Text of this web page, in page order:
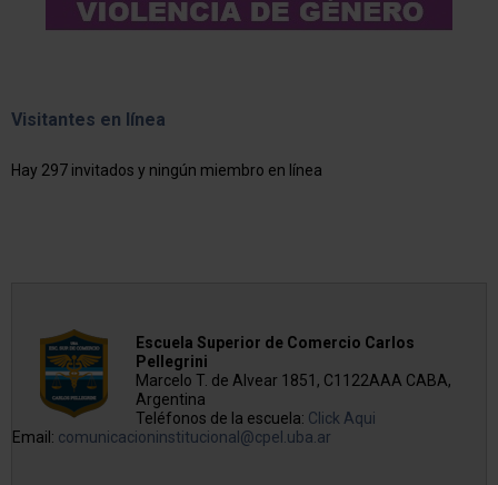
Visitantes en línea
Hay 297 invitados y ningún miembro en línea
Escuela Superior de Comercio Carlos
Pellegrini
Marcelo T. de Alvear 1851, C1122AAA CABA,
Argentina
Teléfonos de la escuela: Click Aqui
Email: comunicacioninstitucional@cpel.uba.ar